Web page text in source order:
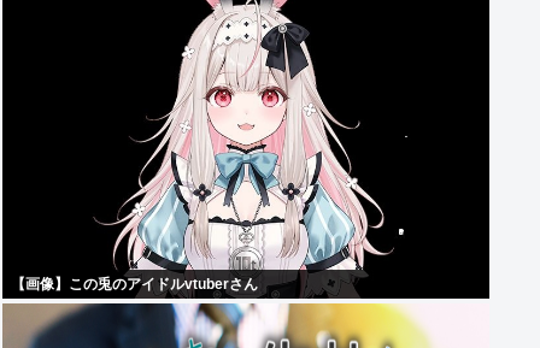
【画像】この兎のアイドルvtuberさん